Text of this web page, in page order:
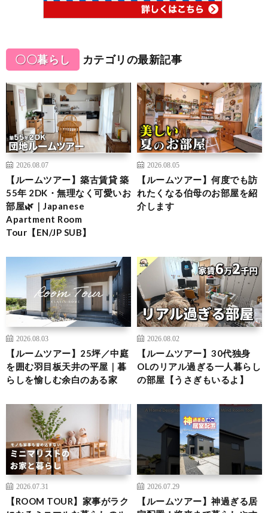
〇〇暮らし カテゴリの最新記事
2026.08.07
【ルームツアー】築古賃貸 築
55年 2DK・無理なく可愛いお
部屋🌿｜Japanese
Apartment Room
Tour【EN/JP SUB】
2026.08.05
【ルームツアー】何度でも訪
れたくなる伯母のお部屋を紹
介します
2026.08.03
【ルームツアー】25坪／中庭
を囲む羽目板天井の平屋｜暮
らしを愉しむ余白のある家
2026.08.02
【ルームツアー】30代独身
OLのリアル過ぎる一人暮らし
の部屋【うさぎもいるよ】
2026.07.31
【ROOM TOUR】家事がラク
2026.07.29
【ルームツアー】神過ぎる居